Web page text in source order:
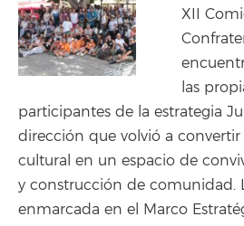
XII
las
participantes de la estrategia
dirección que volvió a convertir
cultural en un espacio de
y construcción de comunidad.
enmarcada en el Marco